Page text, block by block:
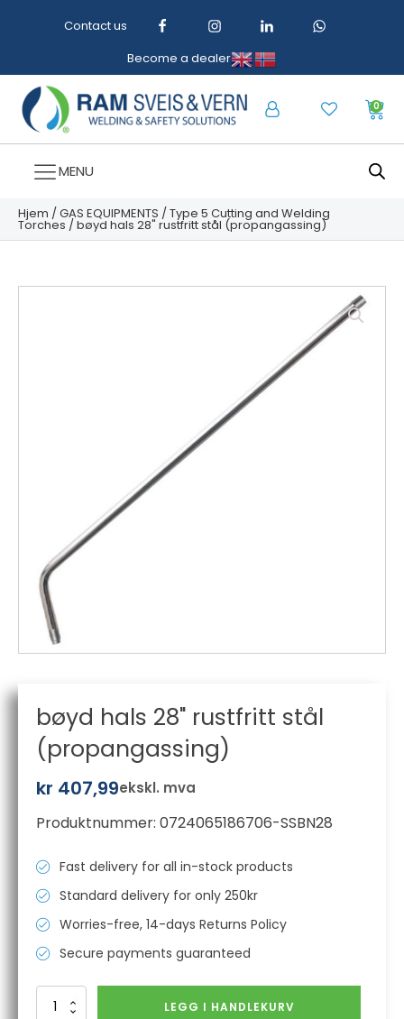
Contact us
Become a dealer
0
MENU
Hjem /GAS EQUIPMENTS /Type 5 Cutting and Welding
Torches / bøyd hals 28" rustfritt stål (propangassing)
bøyd hals 28" rustfritt stål
(propangassing)
kr 407,99ekskl. mva
Produktnummer: 0724065186706-SSBN28
Fast delivery for all in-stock products
Standard delivery for only 250kr
Worries-free, 14-days Returns Policy
Secure payments guaranteed
bøyd
LEGG I HANDLEKURV